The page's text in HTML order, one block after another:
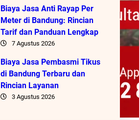
Biaya Jasa Anti Rayap Per
Meter di Bandung: Rincian
Tarif dan Panduan Lengkap
7 Agustus 2026
Biaya Jasa Pembasmi Tikus
di Bandung Terbaru dan
Rincian Layanan
3 Agustus 2026